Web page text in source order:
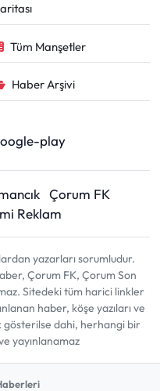
Tüm Manşetler
Haber Arşivi
Çorum FK
Reklam
yazarları sorumludur.
Çorum FK, Çorum Son
Sitedeki tüm harici linkler
haber, köşe yazıları ve
gösterilse dahi, herhangi bir
yayınlanamaz